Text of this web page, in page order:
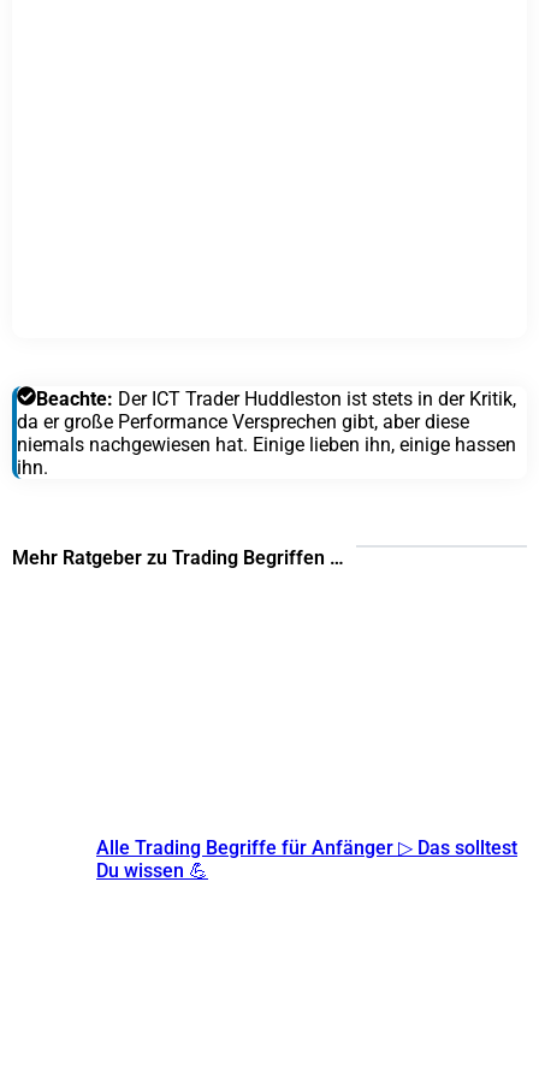
Beachte: Der ICT Trader Huddleston ist stets in der Kritik,
da er große Performance Versprechen gibt, aber diese
niemals nachgewiesen hat. Einige lieben ihn, einige hassen
ihn.
Mehr Ratgeber zu Trading Begriffen …
Alle Trading Begriffe für Anfänger ▷ Das solltest
Du wissen 💪